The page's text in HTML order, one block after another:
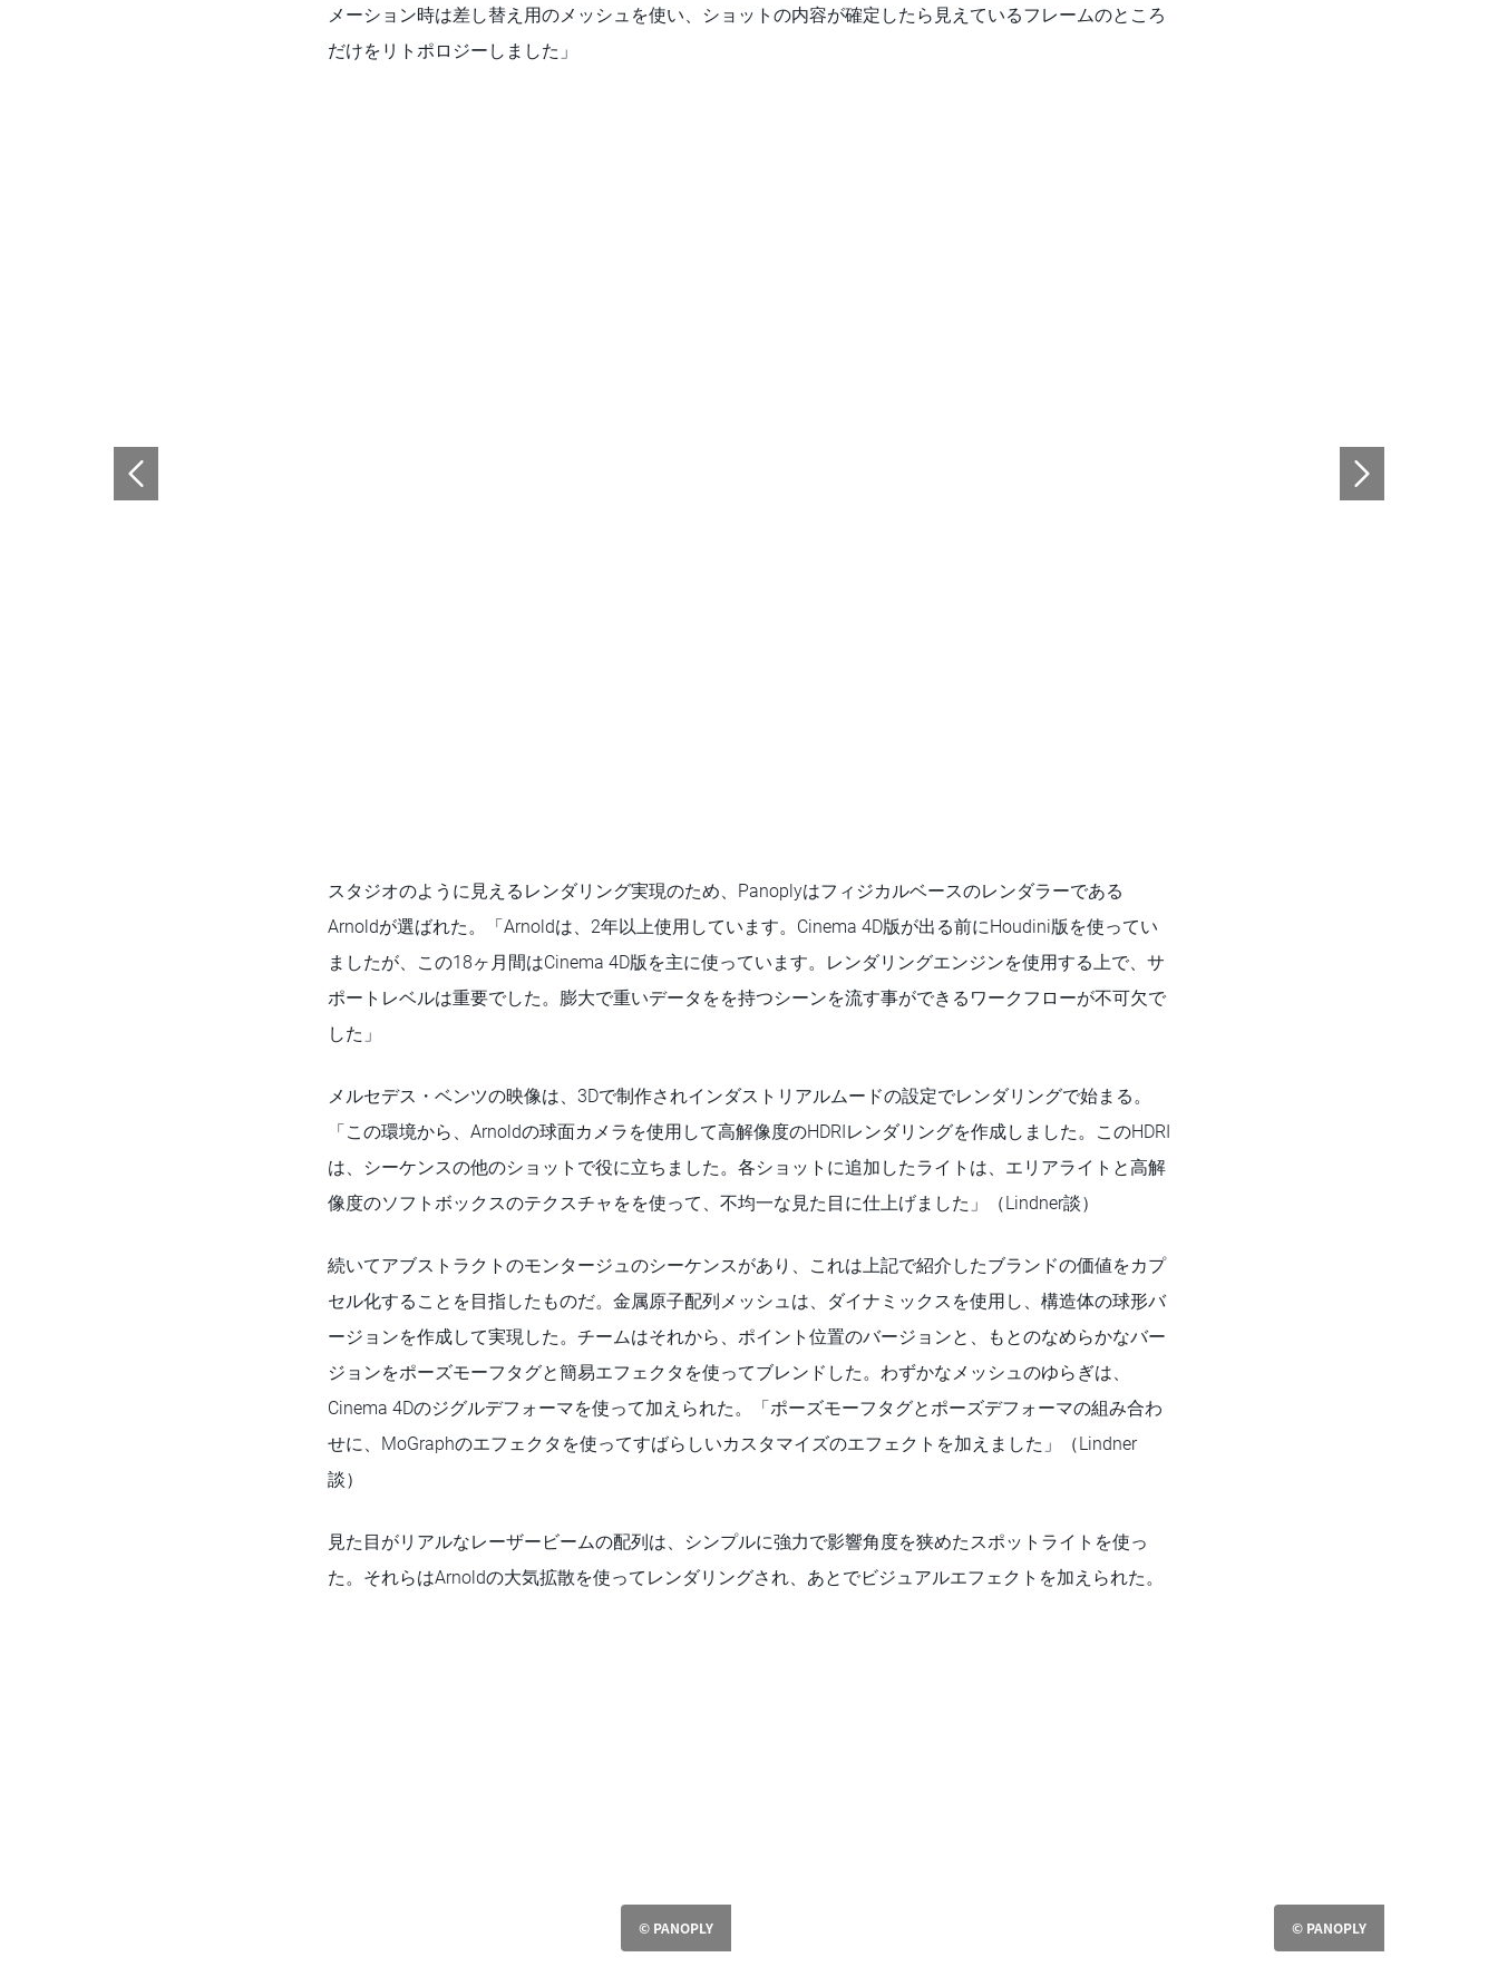
メーション時は差し替え用のメッシュを使い、ショットの内容が確定したら見えているフレームのところ
だけをリトポロジーしました」
スタジオのように見えるレンダリング実現のため、Panoplyはフィジカルベースのレンダラーである
Arnoldが選ばれた。「Arnoldは、2年以上使用しています。Cinema 4D版が出る前にHoudini版を使ってい
ましたが、この18ヶ月間はCinema 4D版を主に使っています。レンダリングエンジンを使用する上で、サ
ポートレベルは重要でした。膨大で重いデータをを持つシーンを流す事ができるワークフローが不可欠で
した」
メルセデス・ベンツの映像は、3Dで制作されインダストリアルムードの設定でレンダリングで始まる。
「この環境から、Arnoldの球面カメラを使用して高解像度のHDRIレンダリングを作成しました。このHDRI
は、シーケンスの他のショットで役に立ちました。各ショットに追加したライトは、エリアライトと高解
像度のソフトボックスのテクスチャをを使って、不均一な見た目に仕上げました」（Lindner談）
続いてアブストラクトのモンタージュのシーケンスがあり、これは上記で紹介したブランドの価値をカプ
セル化することを目指したものだ。金属原子配列メッシュは、ダイナミックスを使用し、構造体の球形バ
ージョンを作成して実現した。チームはそれから、ポイント位置のバージョンと、もとのなめらかなバー
ジョンをポーズモーフタグと簡易エフェクタを使ってブレンドした。わずかなメッシュのゆらぎは、
Cinema 4Dのジグルデフォーマを使って加えられた。「ポーズモーフタグとポーズデフォーマの組み合わ
せに、MoGraphのエフェクタを使ってすばらしいカスタマイズのエフェクトを加えました」（Lindner
談）
見た目がリアルなレーザービームの配列は、シンプルに強力で影響角度を狭めたスポットライトを使っ
た。それらはArnoldの大気拡散を使ってレンダリングされ、あとでビジュアルエフェクトを加えられた。
© PANOPLY © PANOPLY